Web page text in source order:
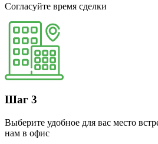
Согласуйте время сделки
Шаг 3
Выберите удобное для вас место
нам в офис